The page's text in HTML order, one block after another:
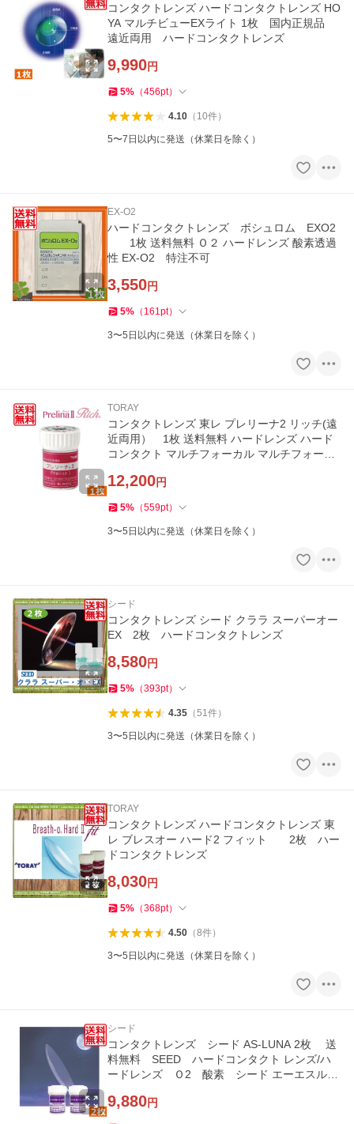
コンタクトレンズ ハードコンタクトレンズ HO
YA マルチビューEXライト 1枚 国内正規品
遠近両用 ハードコンタクトレンズ
9,990円
5% （456pt）
4.10（ 10件）
5〜7日以内に発送（休業日を除く）
EX-O2
ハードコンタクトレンズ ボシュロム EXO2
1枚 送料無料 Ｏ２ ハードレンズ 酸素透過
性 EX-O2 特注不可
3,550円
5% （ 161pt）
3〜5日以内に発送（休業日を除く）
TORAY
コンタクトレンズ 東レ プレリーナ2 リッチ(遠
近両用） 1枚 送料無料 ハードレンズ ハード
コンタクト マルチフォーカル マルチフォーカ
12,200円
5% （559pt）
3〜5日以内に発送（休業日を除く）
シード
コンタクトレンズ シード クララ スーパーオー
EX 2枚 ハードコンタクトレンズ
8,580円
5% （393pt）
4.35（51件）
3〜5日以内に発送（休業日を除く）
TORAY
コンタクトレンズ ハードコンタクトレンズ 東
レ ブレスオー ハード2 フィット 2枚 ハー
ドコンタクトレンズ
8,030円
5% （368pt）
4.50（8件）
3〜5日以内に発送（休業日を除く）
シード
コンタクトレンズ シード AS-LUNA 2枚 送
料無料 SEED ハードコンタクト レンズ/ハ
ードレンズ Ｏ2 酸素 シード エーエスル
9,880円